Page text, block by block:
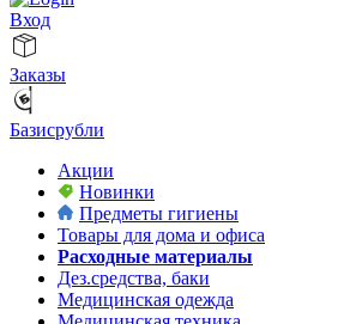
Вход
Заказы
Базисрубли
Акции
Новинки
Предметы гигиены
Товары для дома и офиса
Расходные материалы
Дез.средства, баки
Медицинская одежда